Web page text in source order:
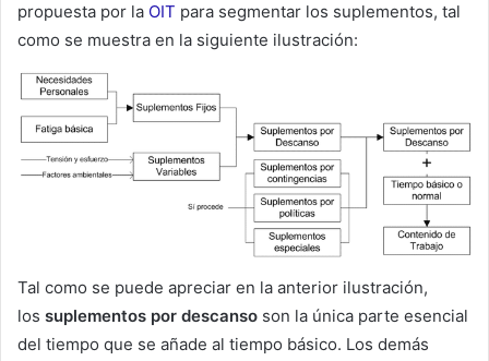
propuesta por la OIT para segmentar los suplementos, tal
como se muestra en la siguiente ilustración:
Tal como se puede apreciar en la anterior ilustración,
los suplementos por descanso son la única parte esencial
del tiempo que se añade al tiempo básico. Los demás